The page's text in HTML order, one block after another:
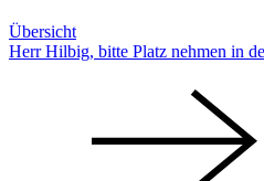
Übersicht
Herr Hilbig, bitte Platz nehmen in